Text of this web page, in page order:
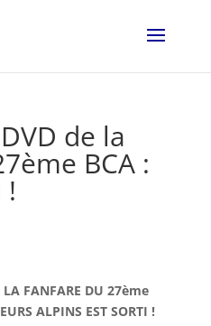
de la
BCA :
!
LA FANFARE DU 27ème
ALPINS EST SORTI !